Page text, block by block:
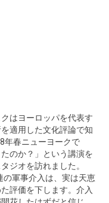
はヨーロッパを代表す
適用した文化評論で知
年春ニューヨークで
のか？」という講演を
ジオを訪れました。
の軍事介入は、実は天恵
評価を下します。介入